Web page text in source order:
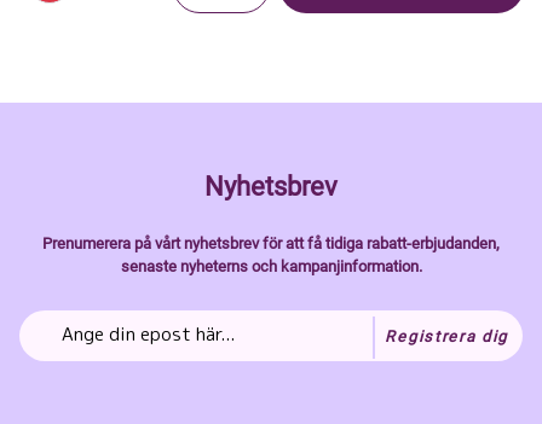
Nyhetsbrev
Prenumerera på vårt nyhetsbrev för att få tidiga rabatt-erbjudanden,
senaste nyheterns och kampanjinformation.
Registrera dig